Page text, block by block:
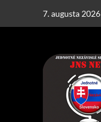
7. augusta 2026